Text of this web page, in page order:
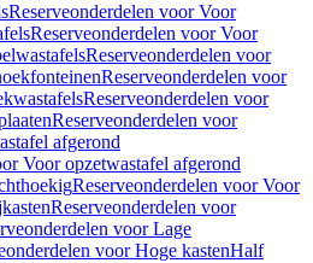
Reserveonderdelen voor Voor
Reserveonderdelen voor Voor
Reserveonderdelen voor
Reserveonderdelen voor
Reserveonderdelen voor
Reserveonderdelen voor
afgerond
Voor opzetwastafel afgerond
Reserveonderdelen voor Voor
Reserveonderdelen voor
voor Lage
voor Hoge kastenHalf